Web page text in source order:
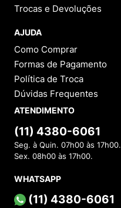
Trocas e Devoluções
AJUDA
Como Comprar
Formas de Pagamento
Política de Troca
Dúvidas Frequentes
ATENDIMENTO
(11) 4380-6061
Seg. à Quin. 07h00 às 17h00.
Sex. 08h00 às 17h00.
WHATSAPP
(11) 4380-6061